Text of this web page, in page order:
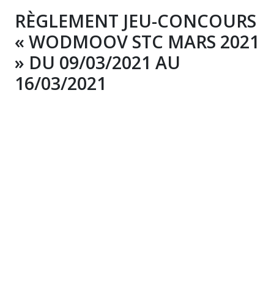
RÈGLEMENT JEU-CONCOURS
« WODMOOV STC MARS 2021
» DU 09/03/2021 AU
16/03/2021